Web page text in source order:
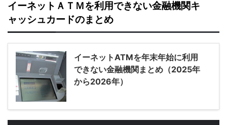
イーネットＡＴＭを利用できない金融機関キ
ャッシュカードのまとめ
イーネットATMを年末年始に利用
できない金融機関まとめ（2025年
から2026年）